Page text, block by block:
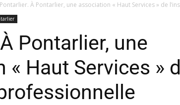
Pontarlier. À Pontarlier, une association « Haut Services » de
Pontarlier, une
« Haut Services »